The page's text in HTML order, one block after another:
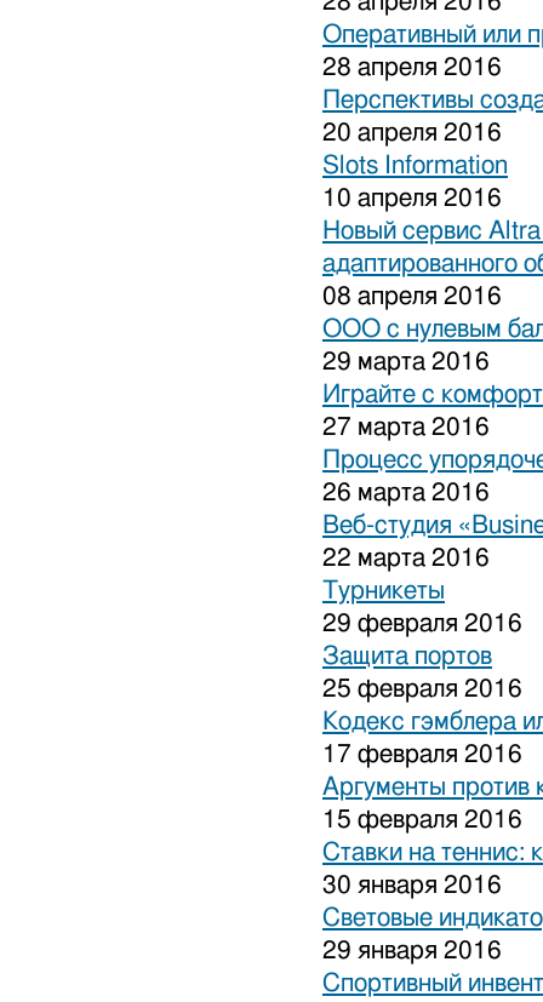
Оперативный или
28 апреля 2016
Перспективы
20 апреля 2016
Slots Information
10 апреля 2016
Новый сервис Altra
адаптированного
08 апреля 2016
ООО с нулевым
29 марта 2016
Играйте с
27 марта 2016
Процесс
26 марта 2016
Веб-студия
22 марта 2016
Турникеты
29 февраля 2016
Защита портов
25 февраля 2016
Кодекс гэмблера
17 февраля 2016
Аргументы против
15 февраля 2016
Ставки на теннис:
30 января 2016
Световые
29 января 2016
Спортивный